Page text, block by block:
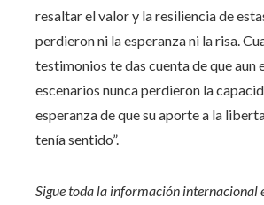
resaltar el valor y la resiliencia de
perdieron ni la esperanza ni la risa.
testimonios te das cuenta de que aun
escenarios nunca perdieron la
esperanza de que su aporte a la
tenía sentido”.
Sigue toda la información internacional